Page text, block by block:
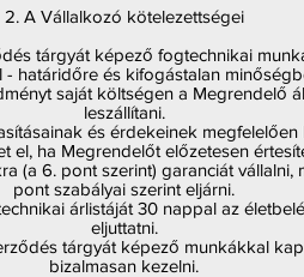
2. A Vállalkozó kötelezettségei
tárgyát képező fogtechnikai
határidőre és kifogástalan
saját költségen a Megrendelő
leszállítani.
és érdekeinek megfelelően
el, ha Megrendelőt előzetesen
(a 6. pont szerint) garanciát vállalni,
pont szabályai szerint eljárni.
árlistáját 30 nappal az
eljuttatni.
tárgyát képező munkákkal
bizalmasan kezelni.